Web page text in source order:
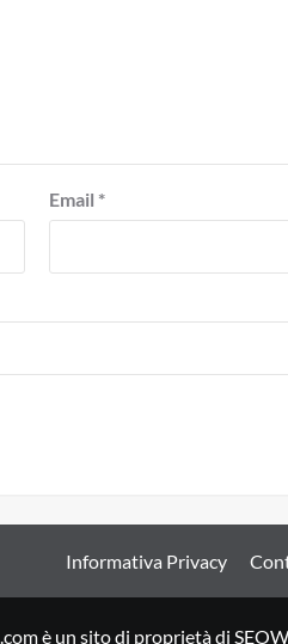
Email *
Informativa Privacy
è un sito di proprietà di